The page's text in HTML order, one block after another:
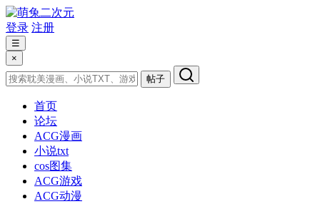
登录 注册
☰
×
帖子
首页
论坛
ACG漫画
小说txt
cos图集
ACG游戏
ACG动漫